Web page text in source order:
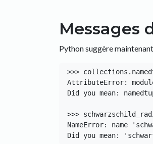
Messages
Python suggère
>>>
AttributeError:
Did you mean:
>>>
NameError: name